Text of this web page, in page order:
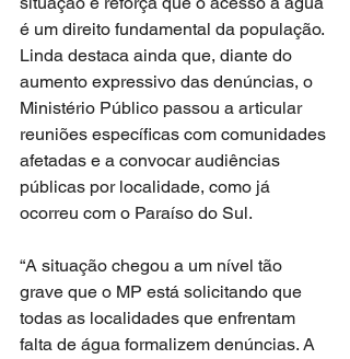
é um direito fundamental da população.
Linda destaca ainda que, diante do
aumento expressivo das denúncias, o
Ministério Público passou a articular
reuniões específicas com comunidades
afetadas e a convocar audiências
públicas por localidade, como já
ocorreu com o Paraíso do Sul.
“A situação chegou a um nível tão
grave que o MP está solicitando que
todas as localidades que enfrentam
falta de água formalizem denúncias. A